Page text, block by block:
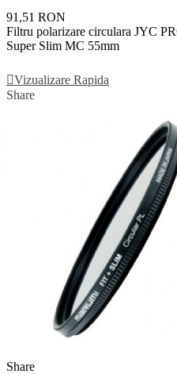
91,51 RON
Filtru polarizare circulara JYC
Super Slim MC 55mm
Vizualizare Rapida
Share
Share